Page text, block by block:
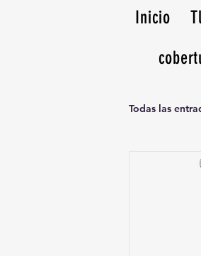
Inicio
Todas las